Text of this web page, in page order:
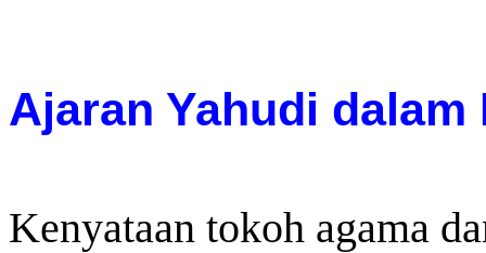
Ajaran Yahudi dalam
Kenyataan tokoh agama